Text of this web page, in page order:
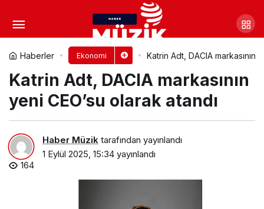
Haberler Ekonomi Katrin Adt, DACIA markasının
Katrin Adt, DACIA markasının
yeni CEO’su olarak atandı
Haber Müzik tarafından yayınlandı
1 Eylül 2025, 15:34 yayınlandı
164
Garanti BBVA Kripto’dan
Komisyonsuz Alım ve Satım Ayrıcalığı
Yorum Yap